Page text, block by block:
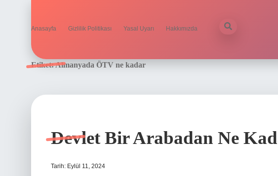
Anasayfa Gizlilik Politikası Yasal Uyarı Hakkımızda
Etiket:Almanyada ÖTV ne kadar
Devlet Bir Arabadan Ne
Tarih: Eylül 11, 2024